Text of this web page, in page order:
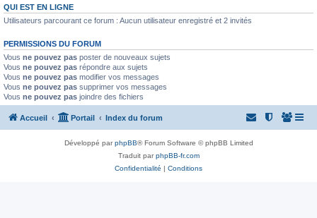
QUI EST EN LIGNE
Utilisateurs parcourant ce forum : Aucun utilisateur enregistré et 2 invités
PERMISSIONS DU FORUM
Vous ne pouvez pas poster de nouveaux sujets
Vous ne pouvez pas répondre aux sujets
Vous ne pouvez pas modifier vos messages
Vous ne pouvez pas supprimer vos messages
Vous ne pouvez pas joindre des fichiers
Accueil Portail Index du forum
Développé parphpBB® Forum Software © phpBB Limited
Traduit parphpBB-fr.com
Confidentialité | Conditions